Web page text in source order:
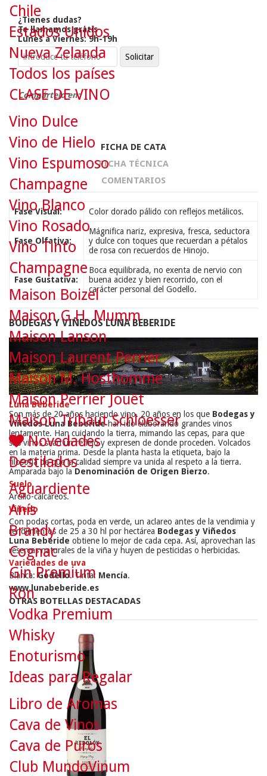
¿Tienes dudas?
Te llamamos gratis
Lunes a Viernes: 9h-19h
Compártelo en:
FICHA DE CATA
FICHA TÉCNICA
COMENTARIOS
Fase Visual: Color dorado pálido con reflejos metálicos.
Fase Olfativa:
Mágnifica nariz, expresiva, fresca, seductora
y dulce con toques que recuerdan a pétalos
de rosa con recuerdos de Hinojo.
Fase Gustativa:
Boca equilibrada, no exenta de nervio con
buena acidez y bien recorrido, con el
carácter personal del Godello.
BODEGAS Y VIÑEDOS LUNA BEBERIDE
Luna Beberide
Son más de 20 años haciendo vino. 20 años en los que Bodegas y
Viñedos Luna Beberidehan ido elaborando grandes vinos
lentamente. Han cuidando la tierra, mimando las cepas, para que
sus vinos sean un reflejo y expresen de donde proceden. Volcados
en la materia prima. Desde la planta hasta la etiqueta, bajo la
filosofía de que la calidad siempre va unida al respeto a la tierra.
Amparada bajo la Denominación de Origen Bierzo.
Suelo
Arcillo-calcáreos.
Viñedo
Con podas cortas, poda en verde, un aclareo antes de la vendimia y
rendimientos de 25 a 30 hl por hectárea Bodegas y Viñedos
Luna Beberide obtiene lo mejor de cada cepa. Así, aprovechan las
reservas naturales de la viña y huyen de pesticidas o herbicidas.
Variedades de uva
Blanca:Godello. Tinta: Mencía.
www.lunabeberide.es
OTRAS BOTELLAS DESTACADAS
Chile
Estados Unidos
Nueva Zelanda
Todos los países
CLASE DE VINO
Vino Dulce
Vino de Hielo
Vino Espumoso
Champagne
Vino Blanco
Vino Rosado
Vino Tinto
Champagne
Maison Boizel
Maison G.H. Mumm
Maison Lanson
Maison Laurent Perrier
Maison M. Hosthomme
Maison Perrier Jouët
Maison Tribaut Schloesser
Novedades
Destilados
Aguardiente
Anís
Brandy
Cognac
Gin Premium
Ron
Vodka Premium
Whisky
Enoturismo
Ideas para Regalar
Libro de Aromas
Cava de Vinos
Cava de Puros
Club MundoVinum